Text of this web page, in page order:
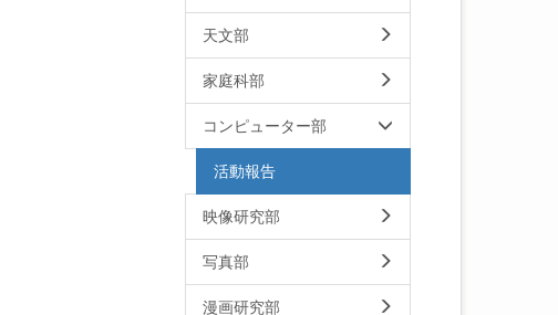
天文部
家庭科部
コンピューター部
活動報告
映像研究部
写真部
漫画研究部